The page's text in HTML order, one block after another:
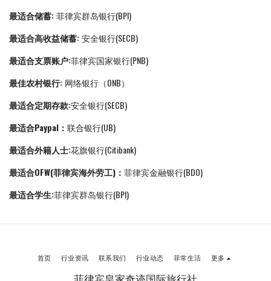
最适合储蓄:菲律宾群岛银行(BPI)
最适合高收益储蓄:安全银行(SECB)
最适合支票账户:菲律宾国家银行(PNB)
最佳农村银行: 网络银行（ONB）
最适合定期存款:安全银行(SECB)
最适合Paypal： 联合银行(UB)
最适合外籍人士:花旗银行(Citibank)
最适合OFW(菲律宾海外劳工)： 菲律宾金融银行(BDO)
最适合学生:菲律宾群岛银行(BPI)
首页 行业资讯 联系我们 行业动态 菲常生活 更多